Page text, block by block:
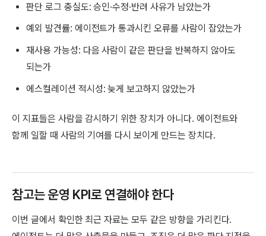
판단 로그 충실도: 승인·수정·반려 사유가 남았는가
예외 발견률: 에이전트가 통과시킨 오류를 사람이 잡았는가
재사용 가능성: 다음 사람이 같은 판단을 반복하지 않아도
되는가
에스컬레이션 적시성: 늦게 보고하지 않았는가
이 지표들은 사람을 감시하기 위한 장치가 아니다. 에이전트와
함께 일할 때 사람의 기여를 다시 보이게 만드는 장치다.
참고는 운영 KPI로 연결해야 한다
이번 글에서 확인한 최근 자료는 모두 같은 방향을 가리킨다.